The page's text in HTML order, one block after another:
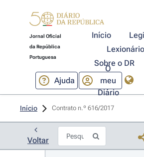
Jornal Oficial
da República
Portuguesa
Início
Lexionário
Sobre o DR
Ajuda
O
meu
Diário
Início Contrato n.º 616/2017
Voltar